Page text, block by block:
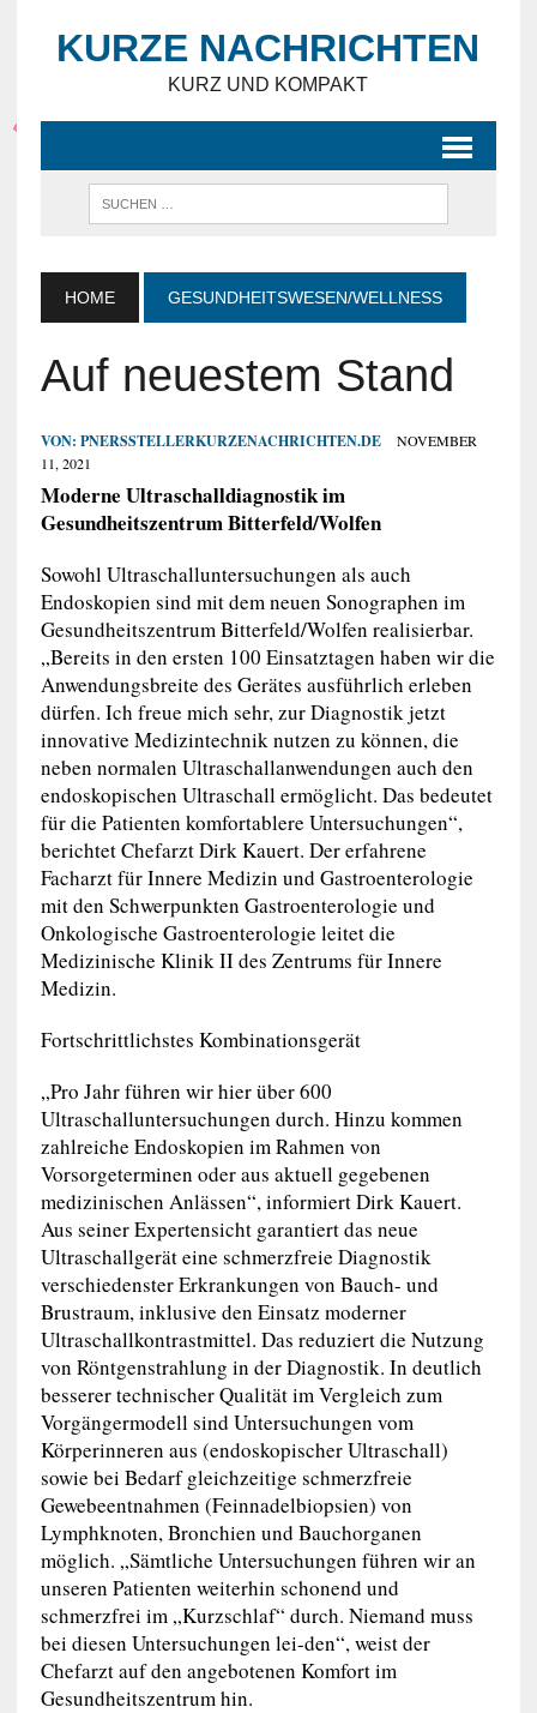
KURZE NACHRICHTEN
KURZ UND KOMPAKT
HOME GESUNDHEITSWESEN/WELLNESS
Auf neuestem Stand
VON: PNERSSTELLERKURZENACHRICHTEN.DE
NOVEMBER
11, 2021
Moderne Ultraschalldiagnostik im
Gesundheitszentrum Bitterfeld/Wolfen
Sowohl Ultraschalluntersuchungen als auch
Endoskopien sind mit dem neuen Sonographen im
Gesundheitszentrum Bitterfeld/Wolfen realisierbar.
„Bereits in den ersten 100 Einsatztagen haben wir die
Anwendungsbreite des Gerätes ausführlich erleben
dürfen. Ich freue mich sehr, zur Diagnostik jetzt
innovative Medizintechnik nutzen zu können, die
neben normalen Ultraschallanwendungen auch den
endoskopischen Ultraschall ermöglicht. Das bedeutet
für die Patienten komfortablere Untersuchungen“,
berichtet Chefarzt Dirk Kauert. Der erfahrene
Facharzt für Innere Medizin und Gastroenterologie
mit den Schwerpunkten Gastroenterologie und
Onkologische Gastroenterologie leitet die
Medizinische Klinik II des Zentrums für Innere
Medizin.
Fortschrittlichstes Kombinationsgerät
„Pro Jahr führen wir hier über 600
Ultraschalluntersuchungen durch. Hinzu kommen
zahlreiche Endoskopien im Rahmen von
Vorsorgeterminen oder aus aktuell gegebenen
medizinischen Anlässen“, informiert Dirk Kauert.
Aus seiner Expertensicht garantiert das neue
Ultraschallgerät eine schmerzfreie Diagnostik
verschiedenster Erkrankungen von Bauch- und
Brustraum, inklusive den Einsatz moderner
Ultraschallkontrastmittel. Das reduziert die Nutzung
von Röntgenstrahlung in der Diagnostik. In deutlich
besserer technischer Qualität im Vergleich zum
Vorgängermodell sind Untersuchungen vom
Körperinneren aus (endoskopischer Ultraschall)
sowie bei Bedarf gleichzeitige schmerzfreie
Gewebeentnahmen (Feinnadelbiopsien) von
Lymphknoten, Bronchien und Bauchorganen
möglich. „Sämtliche Untersuchungen führen wir an
unseren Patienten weiterhin schonend und
schmerzfrei im „Kurzschlaf“ durch. Niemand muss
bei diesen Untersuchungen lei-den“, weist der
Chefarzt auf den angebotenen Komfort im
Gesundheitszentrum hin.